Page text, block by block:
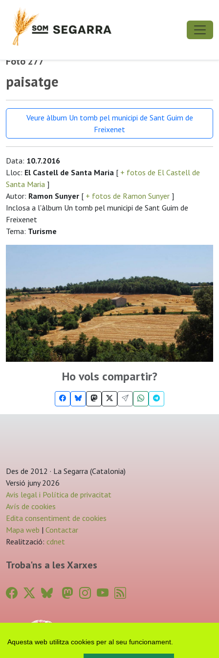
Aquesta web utilitza cookies per al seu funcionament.
Foto 277
paisatge
Veure àlbum Un tomb pel municipi de Sant Guim de
Freixenet
Data: 10.7.2016
Lloc: El Castell de Santa Maria [ + fotos de El Castell de
Santa Maria ]
Autor: Ramon Sunyer [ + fotos de Ramon Sunyer ]
Inclosa a l'àlbum Un tomb pel municipi de Sant Guim de
Freixenet
Tema: Turisme
Ho vols compartir?
Des de 2012 · La Segarra (Catalonia)
Versió juny 2026
Avis legal i Política de privacitat
Avís de cookies
Edita consentiment de cookies
Mapa web | Contactar
Realització: cdnet
Troba'ns a les Xarxes